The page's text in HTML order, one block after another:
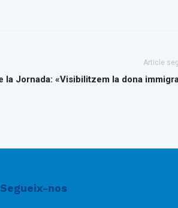
Article
la Jornada: «Visibilitzem la dona
Segueix-nos